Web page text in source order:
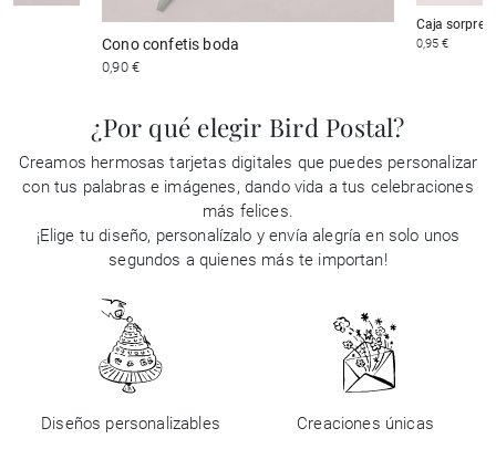
Cono confetis boda
0,90 €
Caja
0,95 €
¿Por qué elegir Bird Postal?
Creamos hermosas tarjetas digitales que puedes personalizar
con tus palabras e imágenes, dando vida a tus celebraciones
más felices.
¡Elige tu diseño, personalízalo y envía alegría en solo unos
segundos a quienes más te importan!
Diseños personalizables Creaciones únicas